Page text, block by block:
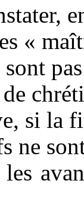
«
si la
ne